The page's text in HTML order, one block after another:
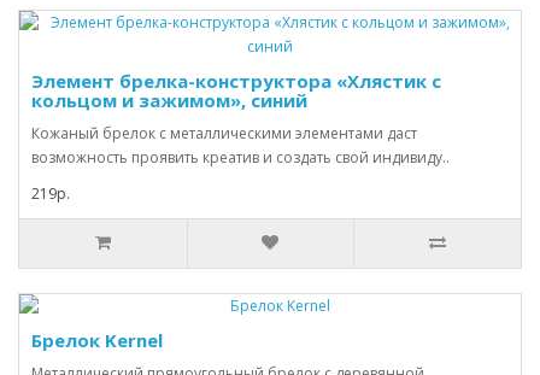
Элемент брелка-конструктора «Хлястик с
кольцом и зажимом», синий
Кожаный брелок с металлическими элементами даст
возможность проявить креатив и создать свой индивиду..
219р.
Брелок Kernel